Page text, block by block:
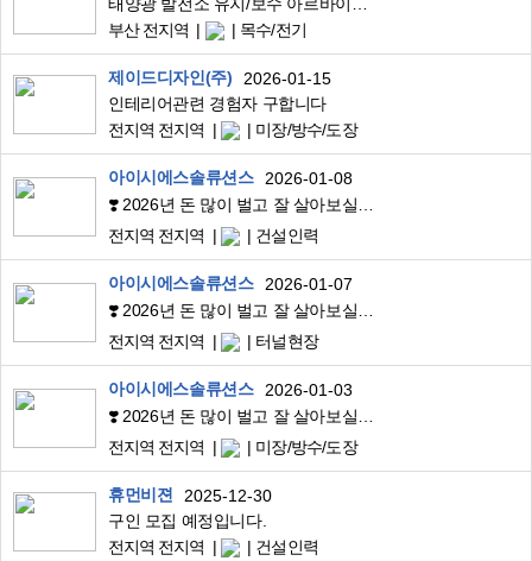
태양광 발전소 유지/보수 아르바이트 모집
부산 전지역
목수/전기
제이드디자인(주)
2026-01-15
인테리어관련 경험자 구합니다
전지역 전지역
미장/방수/도장
아이시에스솔류션스
2026-01-08
❣️ 2026년 돈 많이 벌고 잘 살아보실분 연락 주세요❣️
전지역 전지역
건설인력
아이시에스솔류션스
2026-01-07
❣️ 2026년 돈 많이 벌고 잘 살아보실분 연락 주세요❣️
전지역 전지역
터널현장
아이시에스솔류션스
2026-01-03
❣️ 2026년 돈 많이 벌고 잘 살아보실분 연락 주세요[초보가능]
전지역 전지역
미장/방수/도장
휴먼비젼
2025-12-30
구인 모집 예정입니다.
전지역 전지역
건설인력